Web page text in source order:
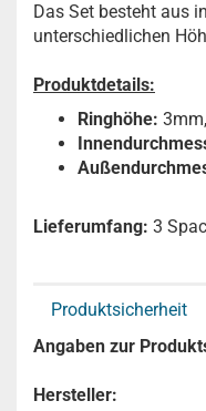
Das Set besteht aus
unterschiedlichen
Produktdetails:
Ringhöhe:
Lieferumfang: 3
Produktsicherheit
Angaben zur
Hersteller: